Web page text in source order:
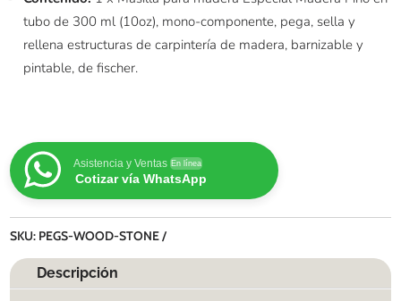
tubo de 300 ml (10oz), mono-componente, pega, sella y
rellena estructuras de carpintería de madera, barnizable y
pintable, de fischer.
Asistencia y Ventas En línea
Cotizar vía WhatsApp
SKU: PEGS-WOOD-STONE
Descripción